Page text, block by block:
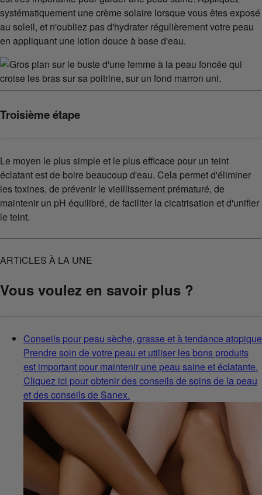
systématiquement une crème solaire lorsque vous êtes exposé
au soleil, et n'oubliez pas d'hydrater régulièrement votre peau
en appliquant une lotion douce à base d'eau.
Troisième étape
Le moyen le plus simple et le plus efficace pour un teint
éclatant est de boire beaucoup d'eau. Cela permet d'éliminer
les toxines, de prévenir le vieillissement prématuré, de
maintenir un pH équilibré, de faciliter la cicatrisation et d'unifier
le teint.
ARTICLES À LA UNE
Vous voulez en savoir plus ?
Conseils pour peau sèche, grasse et à tendance atopique
Prendre soin de votre peau et utiliser les bons produits
est important pour maintenir une peau saine et éclatante.
Cliquez ici pour obtenir des conseils de soins de la peau
et des conseils de Sanex.